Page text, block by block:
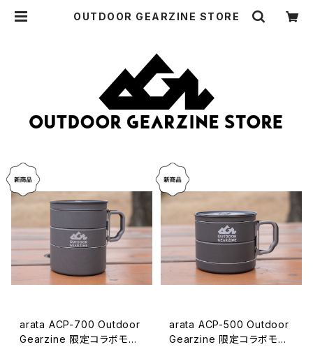
OUTDOOR GEARZINE STORE
arata ACP-700 Outdoor
Gearzine 限定コラボモデ
arata ACP-500 Outdoor
Gearzine 限定コラボモデ